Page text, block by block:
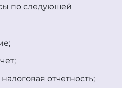
по следующей
отчетность;